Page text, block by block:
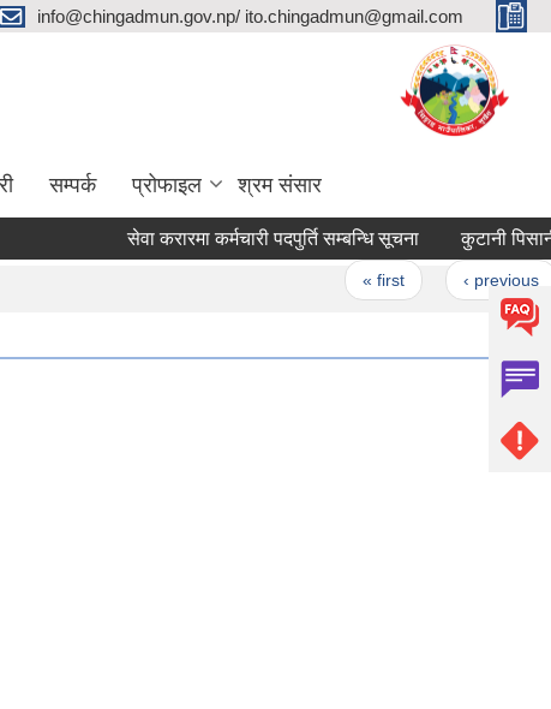
info@chingadmun.gov.np/ ito.chingadmun@gmail.com
सम्पर्क प्रोफाइल श्रम संसार
सेवा करारमा कर्मचारी पदपुर्ति सम्बन्धि सूचना कुटानी पिसानी
‹ previous …